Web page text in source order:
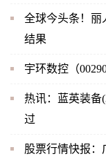
全球今头条！丽
结果
宇环数控（
热讯：蓝英装备
过
股票行情快报：